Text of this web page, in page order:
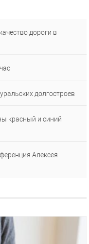
дороги в
долгостроев
красный и синий
Алексея